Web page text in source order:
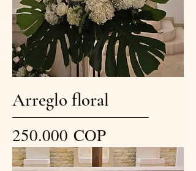
Arreglo floral
Precio
250.000 COP